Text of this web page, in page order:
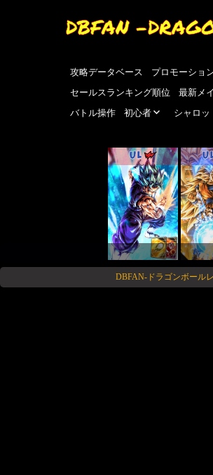
DBFAN -
攻略データベース プロモーショ
セールスランキング順位
最新メ
バトル操作
初心者 シャロッ
UL
DBFAN-ドラゴンボール